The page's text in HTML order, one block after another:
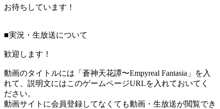
お待ちしています！
■実況・生放送について
歓迎します！
動画のタイトルには「蒼神天花譚〜Empyreal Fantasia」を入
れて、説明文にはこのゲームページURLを入れておいてく
ださい。
動画サイトに会員登録してなくても動画・生放送が閲覧でき